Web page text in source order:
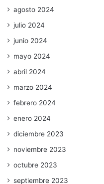
agosto 2024
julio 2024
junio 2024
mayo 2024
abril 2024
marzo 2024
febrero 2024
enero 2024
diciembre 2023
noviembre 2023
octubre 2023
septiembre 2023